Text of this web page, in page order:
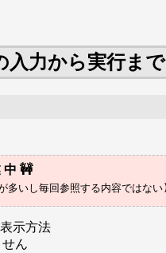
入力から実行まで
示方法
ん